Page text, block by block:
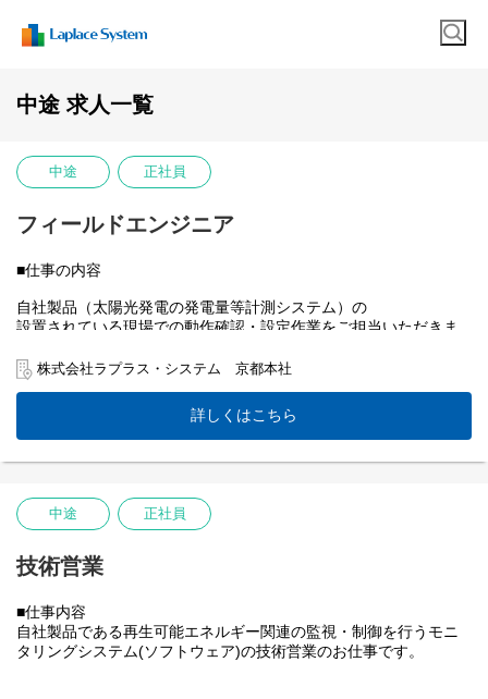
中途 求人一覧
中途 正社員
フィールドエンジニア
■仕事の内容
自社製品（太陽光発電の発電量等計測システム）の
設置されている現場での動作確認・設定作業をご担当いただきま
具体的には……
・案件情報のチェック（案件詳細の確認・予備機器の準備）
・事前のシステムチェック・必要書類の準備
▼現地調整（設置）
・自社製の計測システムの設置
・動作確認や取扱い説明
＊2時間程度で終わるものや、２～3日かかるものなど
＊出張エリア：北海道から沖縄まで全国各地。
▼リモート現地調整
株式会社ラプラス・システム 京都本社
詳しくはこちら
中途 正社員
技術営業
■仕事内容
自社製品である再生可能エネルギー関連の監視・制御を行うモニ
タリングシステム(ソフトウェア)の技術営業のお仕事です。